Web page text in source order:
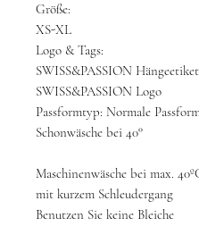
Größe:
XS-XL
Logo & Tags:
SWISS&PASSION
SWISS&PASSION Logo
Passformtyp: Normale
Schonwäsche bei 40°
Maschinenwäsche bei max.
mit kurzem Schleudergang
Benutzen Sie keine Bleiche